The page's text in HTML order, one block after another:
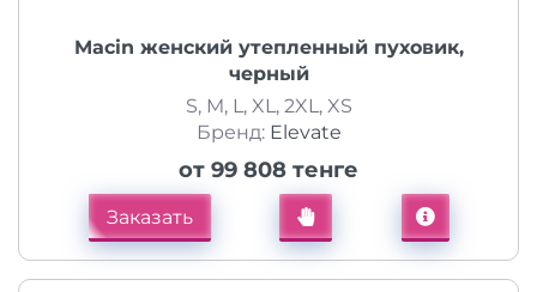
Macin женский утепленный пуховик,
черный
S, M, L, XL, 2XL, XS
Бренд: Elevate
от 99 808 тенге
Заказать